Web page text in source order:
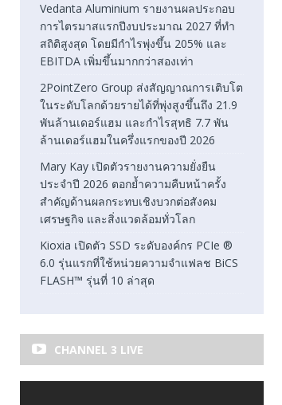
Vedanta Aluminium รายงานผลประกอบ
การไตรมาสแรกปีงบประมาณ 2027 ที่ทำ
สถิติสูงสุด โดยมีกำไรพุ่งขึ้น 205% และ
EBITDA เพิ่มขึ้นมากกว่าสองเท่า
2PointZero Group ส่งสัญญาณการเติบโต
ในระดับโลกด้วยรายได้ที่พุ่งสูงขึ้นถึง 21.9
พันล้านเดอร์แฮม และกำไรสุทธิ 7.7 พัน
ล้านเดอร์แฮมในครึ่งแรกของปี 2026
Mary Kay เปิดตัวรายงานความยั่งยืน
ประจำปี 2026 ตอกย้ำความคืบหน้าครั้ง
สำคัญด้านผลกระทบเชิงบวกต่อสังคม
เศรษฐกิจ และสิ่งแวดล้อมทั่วโลก
Kioxia เปิดตัว SSD ระดับองค์กร PCIe ®
6.0 รุ่นแรกที่ใช้หน่วยความจำแฟลช BiCS
FLASH™ รุ่นที่ 10 ล่าสุด
CHANNEL 3 LIVE